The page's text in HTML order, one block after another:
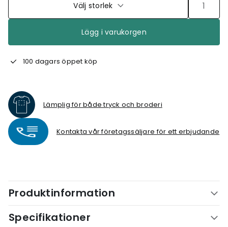
Välj storlek
Lägg i varukorgen
100 dagars öppet köp
Lämplig för både tryck och broderi
Kontakta vår företagssäljare för ett erbjudande
Produktinformation
Specifikationer